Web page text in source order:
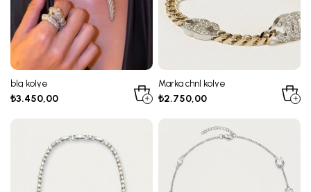
blg kolye
₺3.450,00
Marka chnl kolye
₺2.750,00